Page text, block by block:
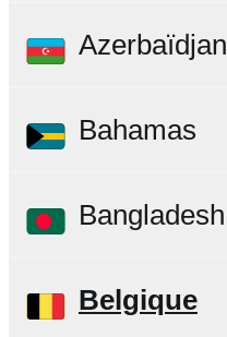
Azerbaïdjan
Bahamas
Bangladesh
Belgique